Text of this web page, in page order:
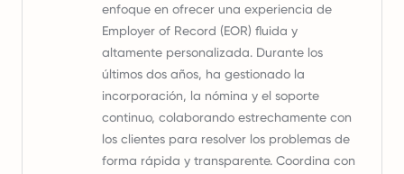
enfoque en ofrecer una experiencia de
Employer of Record (EOR) fluida y
altamente personalizada. Durante los
últimos dos años, ha gestionado la
incorporación, la nómina y el soporte
continuo, colaborando estrechamente con
los clientes para resolver los problemas de
forma rápida y transparente. Coordina con